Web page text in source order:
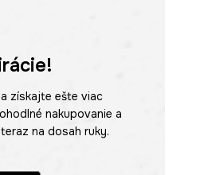
získajte ešte viac
nakupovanie a
na dosah ruky.